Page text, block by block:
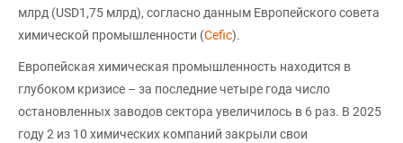
млрд (USD1,75 млрд), согласно данным Европейского совета
химической промышленности (Cefic).
Европейская химическая промышленность находится в
глубоком кризисе – за последние четыре года число
остановленных заводов сектора увеличилось в 6 раз. В 2025
году 2 из 10 химических компаний закрыли свои